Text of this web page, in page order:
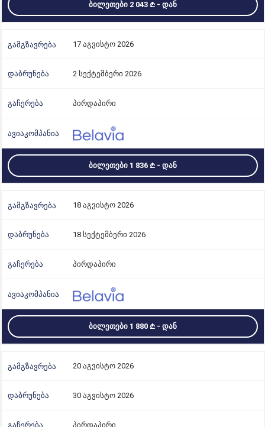
ᲑᲘᲚᲔᲗᲔᲑᲘ 2 043 - ᲓᲐᲜ
17 აგვისტო 2026
2 სექტემბერი 2026
პირდაპირი
ᲑᲘᲚᲔᲗᲔᲑᲘ 1 836 - ᲓᲐᲜ
18 აგვისტო 2026
18 სექტემბერი 2026
პირდაპირი
ᲑᲘᲚᲔᲗᲔᲑᲘ 1 880 - ᲓᲐᲜ
20 აგვისტო 2026
30 აგვისტო 2026
პირდაპირი